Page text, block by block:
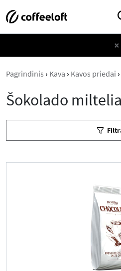
×
Pagrindinis › Kava › Kavos priedai ›
Šokolado